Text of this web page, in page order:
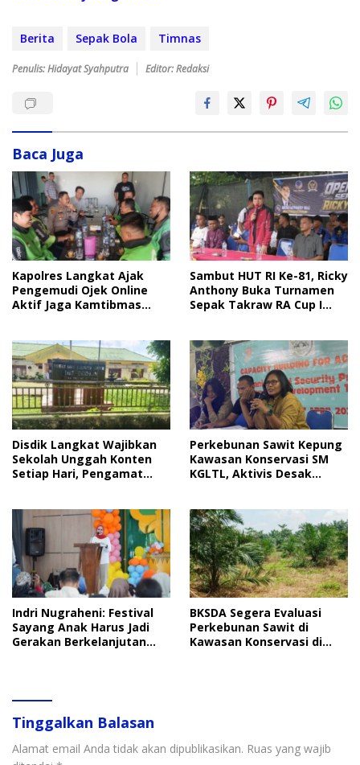
Berita Sepak Bola Timnas
Penulis: Hidayat Syahputra Editor: Redaksi
Baca Juga
Kapolres Langkat Ajak
Pengemudi Ojek Online
Aktif Jaga Kamtibmas
Sambut HUT RI Ke-81, Ricky
Anthony Buka Turnamen
Sepak Takraw RA Cup I
Disdik Langkat Wajibkan
Sekolah Unggah Konten
Setiap Hari, Pengamat
Perkebunan Sawit Kepung
Kawasan Konservasi SM
KGLTL, Aktivis Desak
Indri Nugraheni: Festival
Sayang Anak Harus Jadi
Gerakan Berkelanjutan
BKSDA Segera Evaluasi
Perkebunan Sawit di
Kawasan Konservasi di
Tinggalkan Balasan
Alamat email Anda tidak akan dipublikasikan. Ruas yang wajib